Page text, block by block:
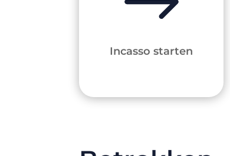
Incasso starten